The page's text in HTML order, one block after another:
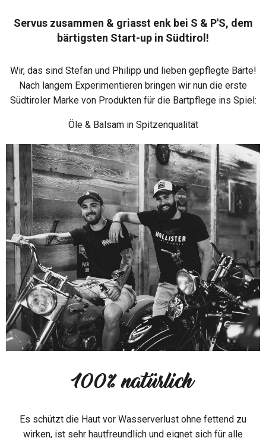
Servus zusammen & griasst enk bei S & P'S, dem
bärtigsten Start-up in Südtirol!
Wir, das sind Stefan und Philipp und lieben gepflegte Bärte!
Nach langem Experimentieren bringen wir nun die erste
Südtiroler Marke von Produkten für die Bartpflege ins Spiel:
Öle & Balsam in Spitzenqualität
100% natürlich
Es schützt die Haut vor Wasserverlust ohne fettend zu
wirken, ist sehr hautfreundlich und eignet sich für alle